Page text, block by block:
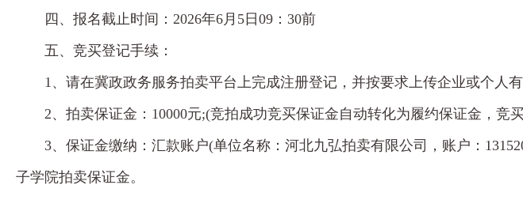
四、报名截止时间：2026年6月5日09：30前
五、竞买登记手续：
1、请在冀政政务服务拍卖平台上完成注册登记，并按要求上传企业或个人
2、拍卖保证金：10000元;(竞拍成功竞买保证金自动转化为履约保证金，竞
3、保证金缴纳：汇款账户(单位名称：河北九弘拍卖有限公司，账户：
子学院拍卖保证金。